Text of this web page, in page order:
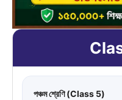
পঞ্চম শ্রেণি (Class 5)